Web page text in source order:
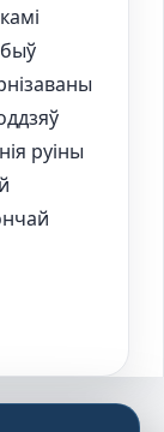
руіны